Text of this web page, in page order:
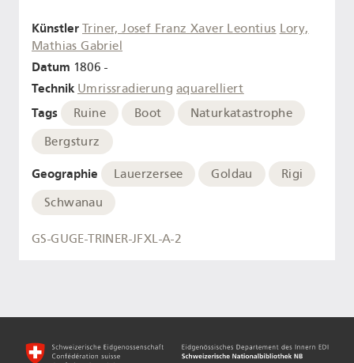
Künstler Triner, Josef Franz Xaver Leontius Lory,
Mathias Gabriel
Datum 1806 -
Technik Umrissradierung aquarelliert
Tags Ruine Boot
Naturkatastrophe
Bergsturz
Geographie Lauerzersee Goldau
Rigi
Schwanau
GS-GUGE-TRINER-JFXL-A-2